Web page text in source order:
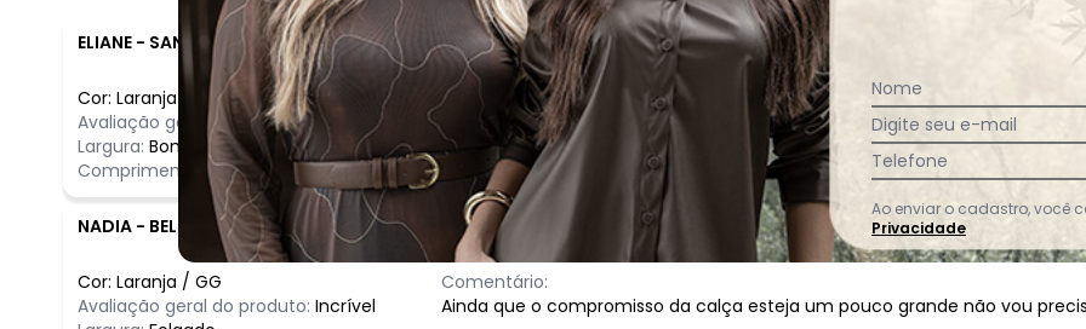
ELIANE - SANTANA DE PARNAIBA - SP
Cor: Laranja
XXG
Avaliação geral do produto: Incrível
Largura: Bom
Comprimento: Bom
Comentário:
Tecido leve e fresquinho, não é transparente. Linda com excelente
NADIA - BELO HORIZONTE - MG
Cor: Laranja / GG
Avaliação geral do produto: Incrível
Comentário:
Ainda que o compromisso da calça esteja um pouco grande não vou
Nome
Digite seu e-mail
Telefone
Ao enviar o cadastro, você
Privacidade